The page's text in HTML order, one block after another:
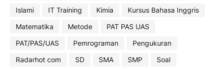
Islami
IT Training Kimia
Kursus Bahasa Inggris
Matematika
Metode
PAT PAS UAS
PAT/PAS/UAS
Pemrograman
Pengukuran
Radarhot com
SD SMA SMP Soal